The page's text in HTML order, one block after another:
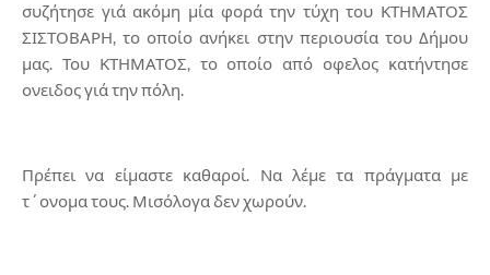
συζήτησε γιά ακόμη μία φορά την τύχη του ΚΤΗΜΑΤΟΣ
ΣΙΣΤΟΒΑΡΗ, το οποίο ανήκει στην περιουσία του Δήμου
μας. Του ΚΤΗΜΑΤΟΣ, το οποίο από οφελος κατήντησε
ονειδος γιά την πόλη.
Πρέπει να είμαστε καθαροί. Να λέμε τα πράγματα με
τ΄ονομα τους. Μισόλογα δεν χωρούν.